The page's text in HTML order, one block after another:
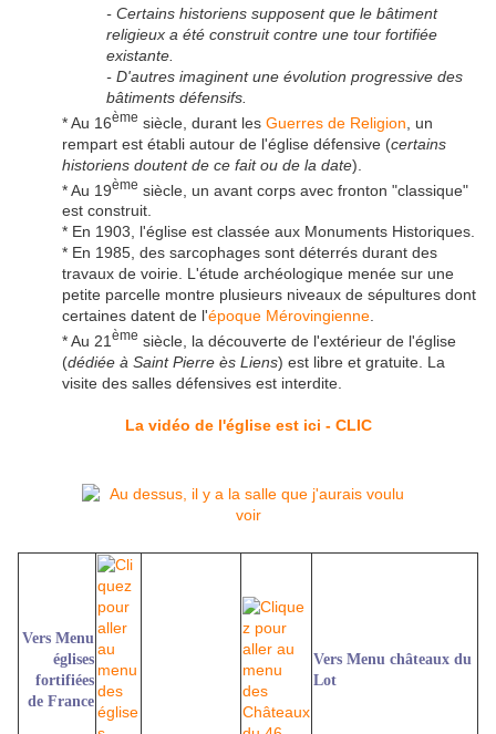
- Certains historiens supposent que le bâtiment
religieux a été construit contre une tour fortifiée
existante.
- D'autres imaginent une évolution progressive des
bâtiments défensifs.
* Au 16ème siècle, durant les Guerres de Religion , un
rempart est établi autour de l'église défensive (certains
historiens doutent de ce fait ou de la date).
* Au 19ème siècle, un avant corps avec fronton "classique"
est construit.
* En 1903, l'église est classée aux Monuments Historiques.
* En 1985, des sarcophages sont déterrés durant des
travaux de voirie. L'étude archéologique menée sur une
petite parcelle montre plusieurs niveaux de sépultures dont
certaines datent de l'époque Mérovingienne.
* Au 21 ème siècle, la découverte de l'extérieur de l'église
(dédiée à Saint Pierre ès Liens) est libre et gratuite. La
visite des salles défensives est interdite.
La vidéo de l'église est ici - CLIC
Vers Menu
églises
fortifiées
de France
Vers Menu châteaux du
Lot